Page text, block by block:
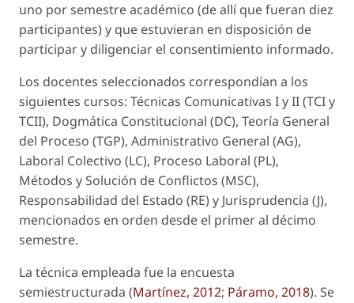
uno por semestre académico (de allí que fueran diez
participantes) y que estuvieran en disposición de
participar y diligenciar el consentimiento informado.
Los docentes seleccionados correspondían a los
siguientes cursos: Técnicas Comunicativas I y II (TCI y
TCII), Dogmática Constitucional (DC), Teoría General
del Proceso (TGP), Administrativo General (AG),
Laboral Colectivo (LC), Proceso Laboral (PL),
Métodos y Solución de Conflictos (MSC),
Responsabilidad del Estado (RE) y Jurisprudencia (J),
mencionados en orden desde el primer al décimo
semestre.
La técnica empleada fue la encuesta
semiestructurada (Martínez, 2012; Páramo, 2018). Se